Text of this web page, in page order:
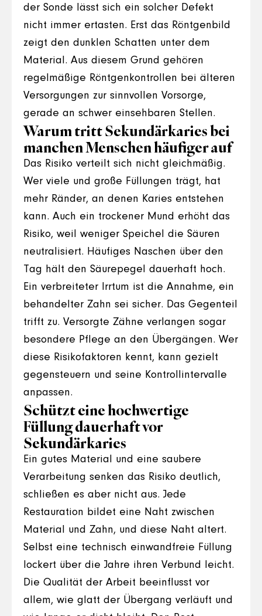
der Sonde lässt sich ein solcher Defekt
nicht immer ertasten. Erst das Röntgenbild
zeigt den dunklen Schatten unter dem
Material. Aus diesem Grund gehören
regelmäßige Röntgenkontrollen bei älteren
Versorgungen zur sinnvollen Vorsorge,
gerade an schwer einsehbaren Stellen.
Warum tritt Sekundärkaries bei
manchen Menschen häufiger auf
Das Risiko verteilt sich nicht gleichmäßig.
Wer viele und große Füllungen trägt, hat
mehr Ränder, an denen Karies entstehen
kann. Auch ein trockener Mund erhöht das
Risiko, weil weniger Speichel die Säuren
neutralisiert. Häufiges Naschen über den
Tag hält den Säurepegel dauerhaft hoch.
Ein verbreiteter Irrtum ist die Annahme, ein
behandelter Zahn sei sicher. Das Gegenteil
trifft zu. Versorgte Zähne verlangen sogar
besondere Pflege an den Übergängen. Wer
diese Risikofaktoren kennt, kann gezielt
gegensteuern und seine Kontrollintervalle
anpassen.
Schützt eine hochwertige
Füllung dauerhaft vor
Sekundärkaries
Ein gutes Material und eine saubere
Verarbeitung senken das Risiko deutlich,
schließen es aber nicht aus. Jede
Restauration bildet eine Naht zwischen
Material und Zahn, und diese Naht altert.
Selbst eine technisch einwandfreie Füllung
lockert über die Jahre ihren Verbund leicht.
Die Qualität der Arbeit beeinflusst vor
allem, wie glatt der Übergang verläuft und